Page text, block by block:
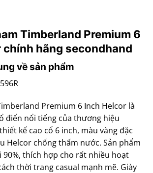
Timberland Premium 6
chính hãng secondhand
về sản phẩm
Premium 6 Inch Helcor là
điển nổi tiếng của thương hiệu
kế cao cổ 6 inch, màu vàng đặc
Helcor chống thấm nước. Sản phẩm
90%, thích hợp cho rất nhiều hoạt
thời trang casual mạnh mẽ. Giày